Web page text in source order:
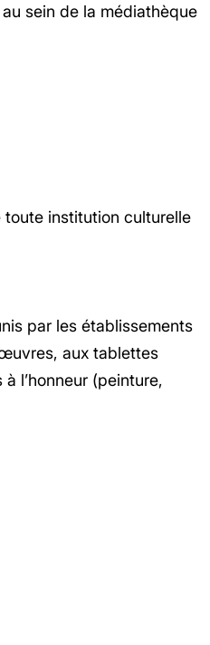
sein de la médiathèque
toute institution culturelle
par les établissements
aux tablettes
l’honneur (peinture,